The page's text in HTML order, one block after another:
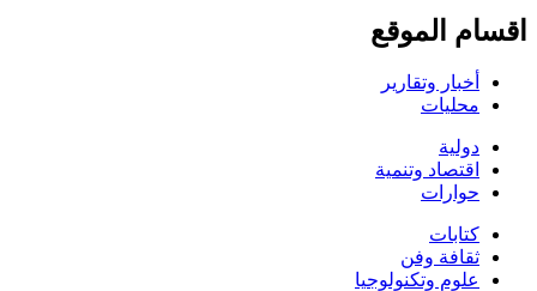
اقسام الموقع
أخبار وتقارير
محليات
دولية
اقتصاد وتنمية
حوارات
كتابات
ثقافة وفن
علوم وتكنولوجيا